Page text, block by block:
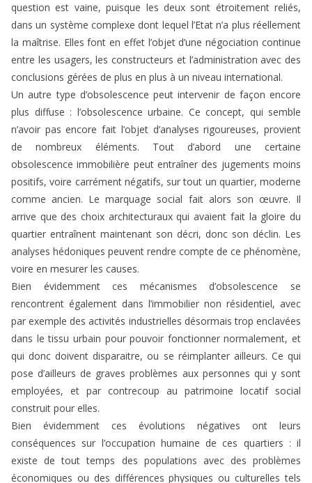
question est vaine, puisque les deux sont étroitement reliés,
dans un système complexe dont lequel l’Etat n’a plus réellement
la maîtrise. Elles font en effet l’objet d’une négociation continue
entre les usagers, les constructeurs et l’administration avec des
conclusions gérées de plus en plus à un niveau international.
Un autre type d’obsolescence peut intervenir de façon encore
plus diffuse : l’obsolescence urbaine. Ce concept, qui semble
n’avoir pas encore fait l’objet d’analyses rigoureuses, provient
de nombreux éléments. Tout d’abord une certaine
obsolescence immobilière peut entraîner des jugements moins
positifs, voire carrément négatifs, sur tout un quartier, moderne
comme ancien. Le marquage social fait alors son œuvre. Il
arrive que des choix architecturaux qui avaient fait la gloire du
quartier entraînent maintenant son décri, donc son déclin. Les
analyses hédoniques peuvent rendre compte de ce phénomène,
voire en mesurer les causes.
Bien évidemment ces mécanismes d’obsolescence se
rencontrent également dans l’immobilier non résidentiel, avec
par exemple des activités industrielles désormais trop enclavées
dans le tissu urbain pour pouvoir fonctionner normalement, et
qui donc doivent disparaitre, ou se réimplanter ailleurs. Ce qui
pose d’ailleurs de graves problèmes aux personnes qui y sont
employées, et par contrecoup au patrimoine locatif social
construit pour elles.
Bien évidemment ces évolutions négatives ont leurs
conséquences sur l’occupation humaine de ces quartiers : il
existe de tout temps des populations avec des problèmes
économiques ou des différences physiques ou culturelles tels